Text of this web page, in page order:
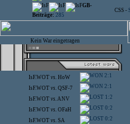
GB-
Beiträge: 285
CSS -
Kein War eingetragen
IsF.WOT vs. HoW 2:1
IsF.WOT vs. QSF-7 2:1
IsF.WOT vs.ANV 1:2
IsF.WOT vs. OFaH 0:2
IsF.WOT vs. SA 0:2